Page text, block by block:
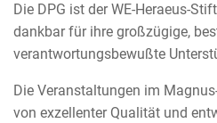
Die DPG ist der WE-Heraeus-
dankbar für ihre großzügige,
verantwortungsbewußte
Die Veranstaltungen im
von exzellenter Qualität und